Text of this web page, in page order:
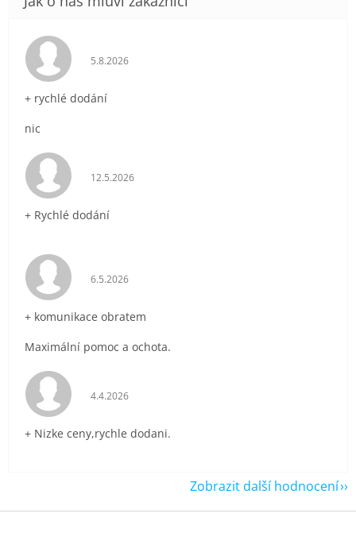
Hodnocení obchodu je 5 z 5 hvězdiček.
5.8.2026
+ rychlé dodání
nic
Hodnocení obchodu je 5 z 5 hvězdiček.
12.5.2026
+ Rychlé dodání
Hodnocení obchodu je 5 z 5 hvězdiček.
6.5.2026
+ komunikace obratem
Maximální pomoc a ochota.
Hodnocení obchodu je 5 z 5 hvězdiček.
4.4.2026
+ Nizke ceny,rychle dodani.
Zobrazit další hodnocení
Z